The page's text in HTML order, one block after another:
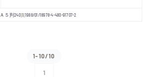
Ａ５判240頁1988/01/18978-4-480-91707-2
1-10/10
1